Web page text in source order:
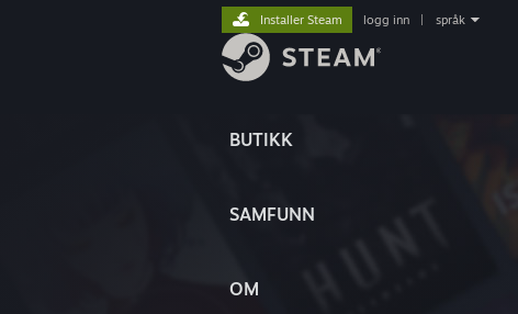
BUTIKK
SAMFUNN
OM
Installer Steam logg inn språk